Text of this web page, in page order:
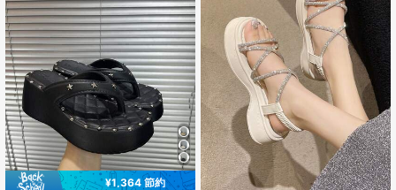
¥1,364 節約